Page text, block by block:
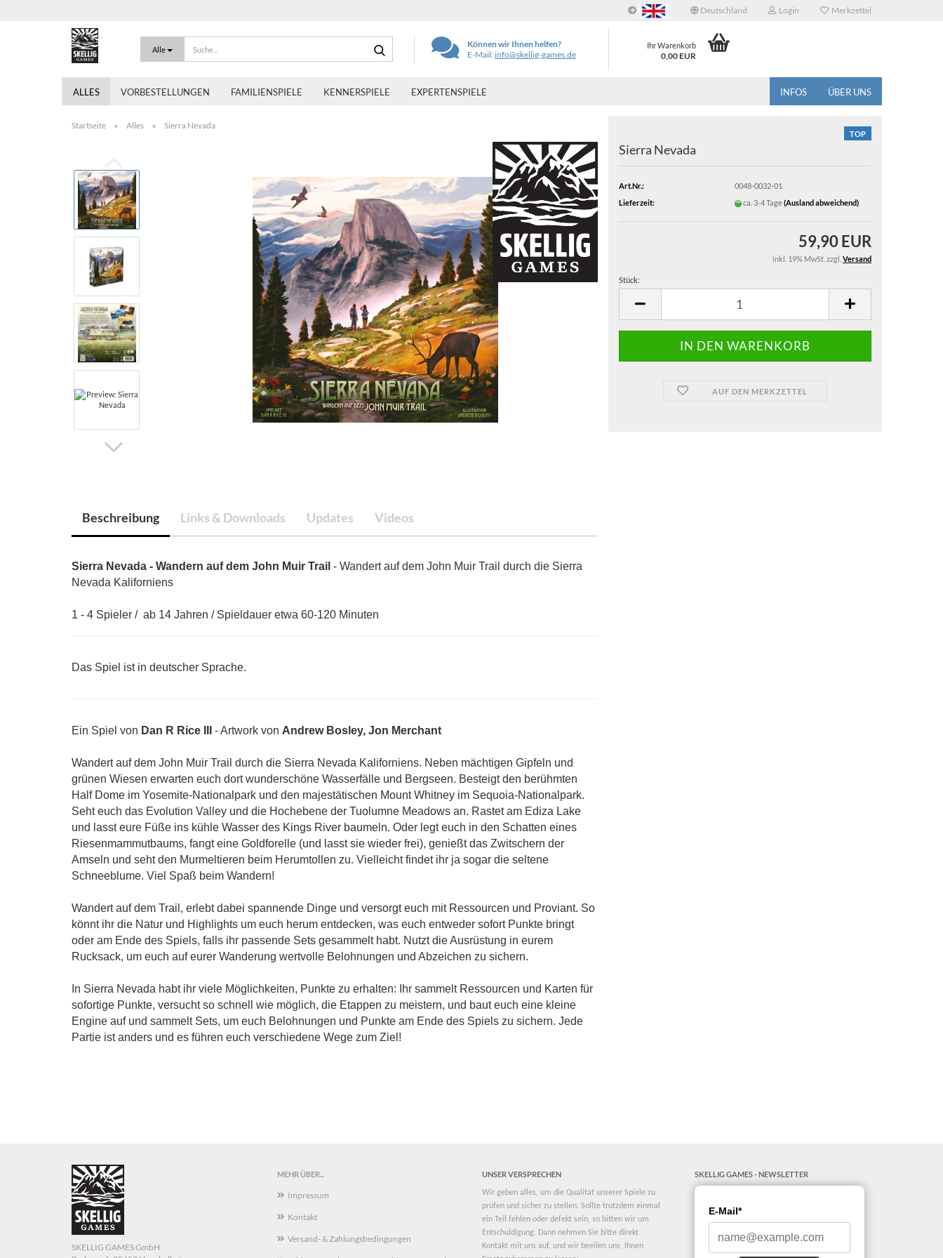
Deutschland Login Merkzettel
Alle
Können wir Ihnen helfen?
E-Mail: info@skellig-games.de
Ihr Warenkorb
0,00 EUR
ALLES VORBESTELLUNGEN FAMILIENSPIELE KENNERSPIELE EXPERTENSPIELE INFOS ÜBER UNS
Startseite » Alles » Sierra Nevada
TOP
Sierra Nevada
Art.Nr.:
0048-0032-01
Lieferzeit:
ca. 3-4 Tage(Ausland abweichend)
59,90 EUR
inkl. 19% MwSt. zzgl. Versand
Stück:
AUF DEN MERKZETTEL
Beschreibung Links & Downloads Updates Videos
Sierra Nevada - Wandern auf dem John Muir Trail - Wandert auf dem John Muir Trail durch die Sierra
Nevada Kaliforniens
1 - 4 Spieler / ab 14 Jahren / Spieldauer etwa 60-120 Minuten
Das Spiel ist in deutscher Sprache.
Ein Spiel von Dan R Rice III - Artwork von Andrew Bosley, Jon Merchant
Wandert auf dem John Muir Trail durch die Sierra Nevada Kaliforniens. Neben mächtigen Gipfeln und
grünen Wiesen erwarten euch dort wunderschöne Wasserfälle und Bergseen. Besteigt den berühmten
Half Dome im Yosemite-Nationalpark und den majestätischen Mount Whitney im Sequoia-Nationalpark.
Seht euch das Evolution Valley und die Hochebene der Tuolumne Meadows an. Rastet am Ediza Lake
und lasst eure Füße ins kühle Wasser des Kings River baumeln. Oder legt euch in den Schatten eines
Riesenmammutbaums, fangt eine Goldforelle (und lasst sie wieder frei), genießt das Zwitschern der
Amseln und seht den Murmeltieren beim Herumtollen zu. Vielleicht findet ihr ja sogar die seltene
Schneeblume. Viel Spaß beim Wandern!
Wandert auf dem Trail, erlebt dabei spannende Dinge und versorgt euch mit Ressourcen und Proviant. So
könnt ihr die Natur und Highlights um euch herum entdecken, was euch entweder sofort Punkte bringt
oder am Ende des Spiels, falls ihr passende Sets gesammelt habt. Nutzt die Ausrüstung in eurem
Rucksack, um euch auf eurer Wanderung wertvolle Belohnungen und Abzeichen zu sichern.
In Sierra Nevada habt ihr viele Möglichkeiten, Punkte zu erhalten: Ihr sammelt Ressourcen und Karten für
sofortige Punkte, versucht so schnell wie möglich, die Etappen zu meistern, und baut euch eine kleine
Engine auf und sammelt Sets, um euch Belohnungen und Punkte am Ende des Spiels zu sichern. Jede
Partie ist anders und es führen euch verschiedene Wege zum Ziel!
MEHR ÜBER...
Impressum
Kontakt
Versand- & Zahlungsbedingungen
UNSER VERSPRECHEN
Wir geben alles, um die Qualität unserer Spiele zu
prüfen und sicher zu stellen. Sollte trotzdem einmal
ein Teil fehlen oder defekt sein, so bitten wir um
Entschuldigung. Dann nehmen Sie bitte direkt
Kontakt mit uns auf, und wir beeilen uns, Ihnen
SKELLIG GAMES - NEWSLETTER
E-Mail*
SKELLIG GAMES GmbH